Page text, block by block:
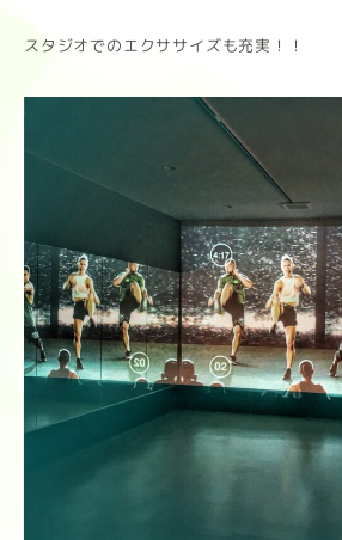
スタジオでのエクササイズも充実！！